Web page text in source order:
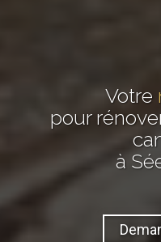
Votre
pour
à